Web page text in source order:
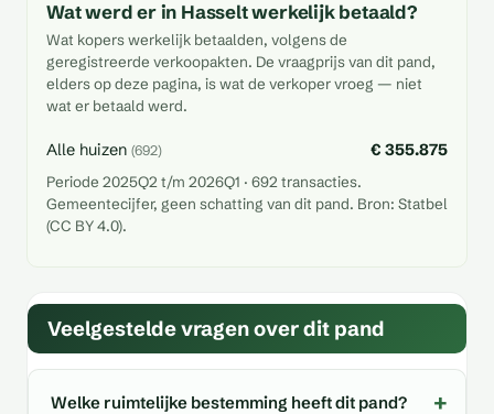
Wat werd er in Hasselt werkelijk betaald?
Wat kopers werkelijk betaalden, volgens de
geregistreerde verkoopakten. De vraagprijs van dit pand,
elders op deze pagina, is wat de verkoper vroeg — niet
wat er betaald werd.
Alle huizen (692) € 355.875
Periode 2025Q2 t/m 2026Q1 · 692 transacties.
Gemeentecijfer, geen schatting van dit pand. Bron: Statbel
(CC BY 4.0).
Veelgestelde vragen over dit pand
Welke ruimtelijke bestemming heeft dit pand?